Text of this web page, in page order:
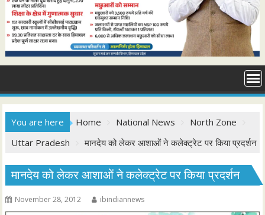
You are here Home National News
North Zone
Uttar Pradesh
मानदेय को लेकर आशाओं ने कलेक्ट्रेट पर किया प्रदर्शन
मानदेय को लेकर आशाओं ने कलेक्ट्रेट पर किया प्रदर्शन
November 28, 2012 ibindiannews